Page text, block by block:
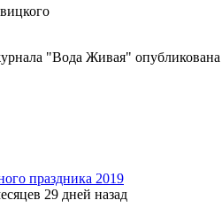
"Вода Живая"
праздника 2019
29 дней назад